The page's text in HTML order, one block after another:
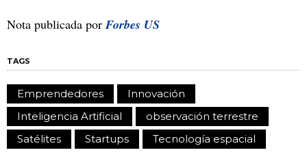
Nota publicada porForbes US
TAGS
Emprendedores
Innovación
Inteligencia Artificial
observación terrestre
Satélites
Startups Tecnología espacial